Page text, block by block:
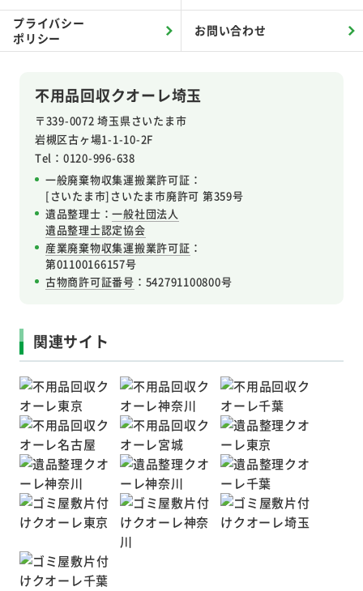
不用品回収クオーレ埼玉
〒339-0072 埼玉県さいたま市
岩槻区古ヶ場1-1-10-2F
Tel：0120-996-638
一般廃棄物収集運搬業許可証：
[さいたま市]さいたま市廃許可 第359号
遺品整理士：一般社団法人
遺品整理士認定協会
産業廃棄物収集運搬業許可証 ：
第01100166157号
古物商許可証番号 ：542791100800号
プライバシー
ポリシー
お問い合わせ
関連サイト